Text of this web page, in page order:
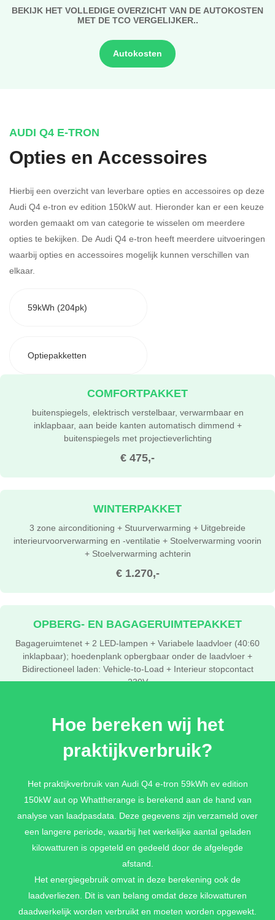
BEKIJK HET VOLLEDIGE OVERZICHT VAN DE AUTOKOSTEN
MET DE TCO VERGELIJKER..
Autokosten
AUDI Q4 E-TRON
Opties en Accessoires
Hierbij een overzicht van leverbare opties en accessoires op deze
Audi Q4 e-tron ev edition 150kW aut. Hieronder kan er een keuze
worden gemaakt om van categorie te wisselen om meerdere
opties te bekijken. De Audi Q4 e-tron heeft meerdere uitvoeringen
waarbij opties en accessoires mogelijk kunnen verschillen van
elkaar.
59kWh (204pk)
Optiepakketten
€ 475,-
COMFORTPAKKET
buitenspiegels, elektrisch verstelbaar, verwarmbaar en
inklapbaar, aan beide kanten automatisch dimmend +
buitenspiegels met projectieverlichting
€ 1.270,-
WINTERPAKKET
3 zone airconditioning + Stuurverwarming + Uitgebreide
interieurvoorverwarming en -ventilatie + Stoelverwarming voorin
+ Stoelverwarming achterin
OPBERG- EN BAGAGERUIMTEPAKKET
Bagageruimtenet + 2 LED-lampen + Variabele laadvloer (40:60
inklapbaar); hoedenplank opbergbaar onder de laadvloer +
Bidirectioneel laden: Vehicle-to-Load + Interieur stopcontact
230V
€ 570,-
DYNAMIEKPAKKET
€ 1.390,-
DYNAMIEKPAKKET PLUS
Progressieve besturing + Onderstel met demperregeling
Hoe bereken wij het
praktijkverbruik?
Het praktijkverbruik van Audi Q4 e-tron 59kWh ev edition
150kW aut op Whattherange is berekend aan de hand van
analyse van laadpasdata. Deze gegevens zijn verzameld over
een langere periode, waarbij het werkelijke aantal geladen
kilowatturen is opgeteld en gedeeld door de afgelegde
afstand.
Het energiegebruik omvat in deze berekening ook de
laadverliezen. Dit is van belang omdat deze kilowatturen
daadwerkelijk worden verbruikt en moeten worden opgewekt.